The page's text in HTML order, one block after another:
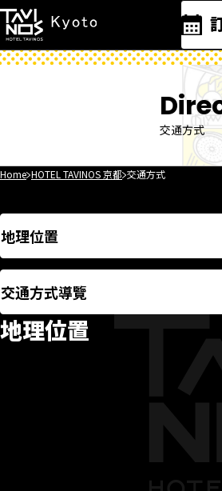
交通方式
Home HOTEL TAVINOS 京都 交通方式
地理位置
交通方式導覽
地理位置